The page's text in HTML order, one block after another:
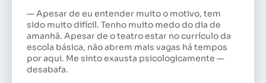
— Apesar de eu entender muito o motivo, tem
sido muito difícil. Tenho muito medo do dia de
amanhã. Apesar de o teatro estar no currículo da
escola básica, não abrem mais vagas há tempos
por aqui. Me sinto exausta psicologicamente —
desabafa.